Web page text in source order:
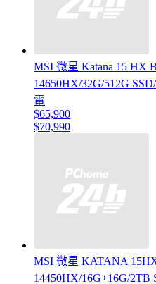
MSI 微星 Katana 15 HX
14650HX/32G/512G
電
$65,900
$70,990
MSI 微星 KATANA
14450HX/16G+16G/2TB